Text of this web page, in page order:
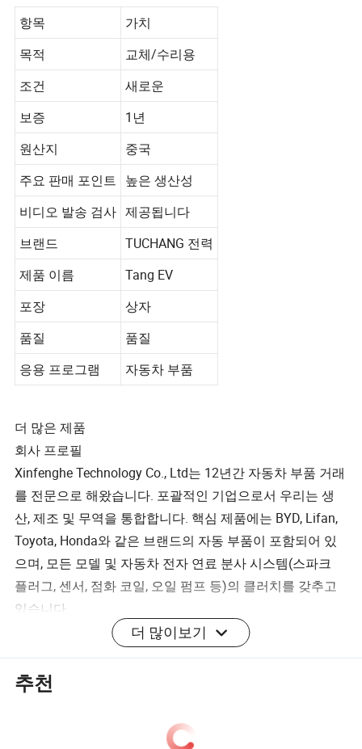
항목
가치
목적
교체/수리용
조건
새로운
보증
1년
원산지
중국
주요 판매 포인트 높은 생산성
비디오 발송 검사 제공됩니다
브랜드
TUCHANG 전력
제품 이름
Tang EV
포장
상자
품질
품질
응용 프로그램
자동차 부품
더 많은 제품
회사 프로필
Xinfenghe Technology Co., Ltd는 12년간 자동차 부품 거래
를 전문으로 해왔습니다. 포괄적인 기업으로서 우리는 생
산, 제조 및 무역을 통합합니다. 핵심 제품에는 BYD, Lifan,
Toyota, Honda와 같은 브랜드의 자동 부품이 포함되어 있
으며, 모든 모델 및 자동차 전자 연료 분사 시스템(스파크
플러그, 센서, 점화 코일, 오일 펌프 등)의 클러치를 갖추고
있습니다.
설립 이후 우리는 "정직성 우선, 고객 우선"이라는 비즈니스
철학을 지지했습니다. 아시아, 유럽, 남미의 여러 국가에 걸
쳐 사업 영역을 확장했습니다. 견고한 공급업체 네트워크
를 통해 다양한 고객 요구를 해결할 수 있는 장비를 갖추고
있습니다. 맞춤형 제품 또는 유명 브랜드의 제품이 필요한
더 많이보기
추천